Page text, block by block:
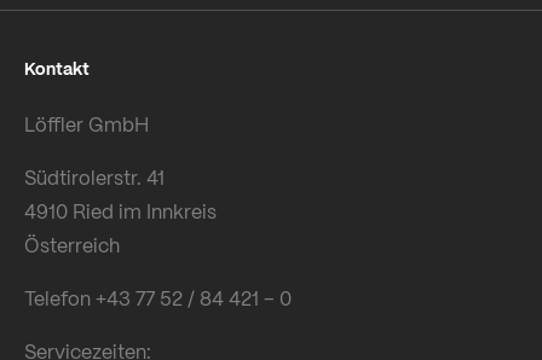
Kontakt
Löffler GmbH
Südtirolerstr. 41
4910 Ried im Innkreis
Österreich
Telefon +43 77 52 / 84 421 – 0
Servicezeiten: